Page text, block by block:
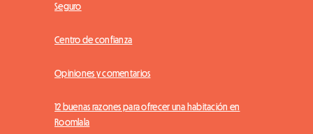
Seguro
Centro de confianza
Opiniones y comentarios
12 buenas razones para ofrecer una habitación en
Roomlala